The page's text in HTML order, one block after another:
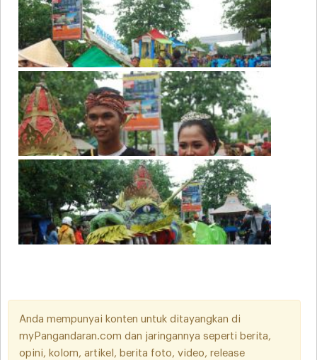
Anda mempunyai konten untuk ditayangkan di
myPangandaran.com dan jaringannya seperti berita,
opini, kolom, artikel, berita foto, video, release